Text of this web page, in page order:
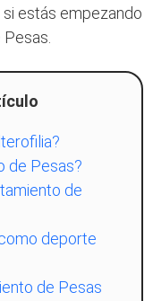
estás empezando
de Pesas?
de
deporte
de Pesas